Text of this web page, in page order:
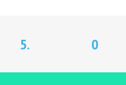
5. 0